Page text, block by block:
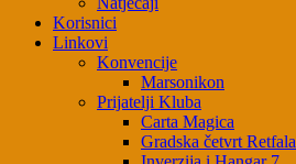
Korisnici
Linkovi
Konvencije
Marsonikon
Prijatelji Kluba
Carta Magica
Gradska četvrt Retfala